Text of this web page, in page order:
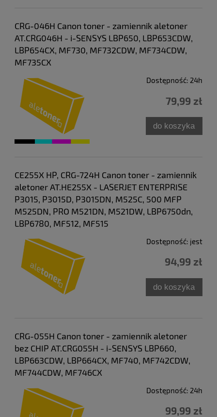
CRG-046H Canon toner - zamiennik aletoner
AT.CRG046H - i-SENSYS LBP650, LBP653CDW,
LBP654CX, MF730, MF732CDW, MF734CDW,
MF735CX
Dostępność: 24h
79,99 zł
do koszyka
CE255X HP, CRG-724H Canon toner - zamiennik
aletoner AT.HE255X - LASERJET ENTERPRISE
P3015, P3015D, P3015DN, M525C, 500 MFP
M525DN, PRO M521DN, M521DW, LBP6750dn,
LBP6780, MF512, MF515
Dostępność: jest
94,99 zł
do koszyka
CRG-055H Canon toner - zamiennik aletoner
bez CHIP AT.CRG055H - i-SENSYS LBP660,
LBP663CDW, LBP664CX, MF740, MF742CDW,
MF744CDW, MF746CX
Dostępność: 24h
99,99 zł